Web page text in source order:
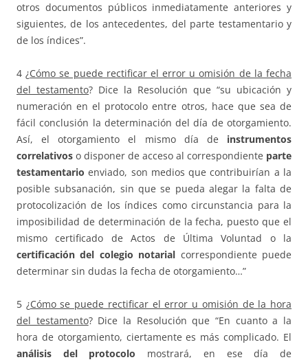
otros documentos públicos inmediatamente anteriores y
siguientes, de los antecedentes, del parte testamentario y
de los índices”.
4 ¿Cómo se puede rectificar el error u omisión de la fecha
del testamento? Dice la Resolución que “su ubicación y
numeración en el protocolo entre otros, hace que sea de
fácil conclusión la determinación del día de otorgamiento.
Así, el otorgamiento el mismo día de instrumentos
correlativos o disponer de acceso al correspondiente parte
testamentario enviado, son medios que contribuirían a la
posible subsanación, sin que se pueda alegar la falta de
protocolización de los índices como circunstancia para la
imposibilidad de determinación de la fecha, puesto que el
mismo certificado de Actos de Última Voluntad o la
certificación del colegio notarial correspondiente puede
determinar sin dudas la fecha de otorgamiento…”
5 ¿Cómo se puede rectificar el error u omisión de la hora
del testamento? Dice la Resolución que “En cuanto a la
hora de otorgamiento, ciertamente es más complicado. El
análisis del protocolo mostrará, en ese día de